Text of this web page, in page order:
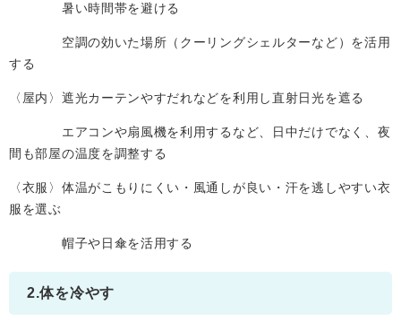
暑い時間帯を避ける
空調の効いた場所（クーリングシェルターなど）を活用
する
〈屋内〉遮光カーテンやすだれなどを利用し直射日光を遮る
エアコンや扇風機を利用するなど、日中だけでなく、夜
間も部屋の温度を調整する
〈衣服〉体温がこもりにくい・風通しが良い・汗を逃しやすい衣
服を選ぶ
帽子や日傘を活用する
2.体を冷やす